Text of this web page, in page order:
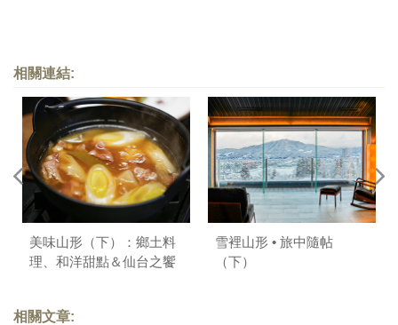
相關連結:
美味山形（下）：鄉土料
理、和洋甜點＆仙台之饗
雪裡山形 • 旅中隨帖
（下）
相關文章: